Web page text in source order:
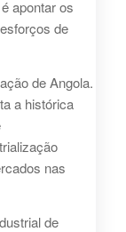
apontar os
de
de Angola.
a histórica
nas
de